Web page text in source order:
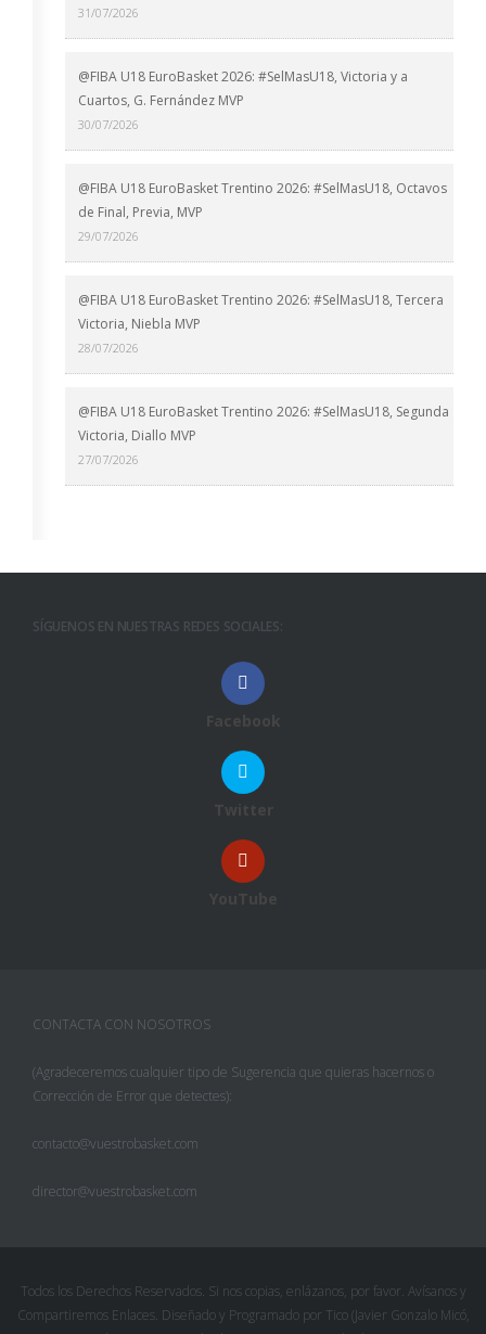
31/07/2026
@FIBA U18 EuroBasket 2026: #SelMasU18, Victoria y a
Cuartos, G. Fernández MVP
30/07/2026
@FIBA U18 EuroBasket Trentino 2026: #SelMasU18, Octavos
de Final, Previa, MVP
29/07/2026
@FIBA U18 EuroBasket Trentino 2026: #SelMasU18, Tercera
Victoria, Niebla MVP
28/07/2026
@FIBA U18 EuroBasket Trentino 2026: #SelMasU18, Segunda
Victoria, Diallo MVP
27/07/2026
SÍGUENOS EN NUESTRAS REDES SOCIALES:
Facebook
Twitter
YouTube
CONTACTA CON NOSOTROS
(Agradeceremos cualquier tipo de Sugerencia que quieras hacernos o
Corrección de Error que detectes):
contacto@vuestrobasket.com
director@vuestrobasket.com
Todos los Derechos Reservados. Si nos copias, enlázanos, por favor. Avísanos y
Compartiremos Enlaces. Diseñado y Programado por Tico (Javier Gonzalo Micó,